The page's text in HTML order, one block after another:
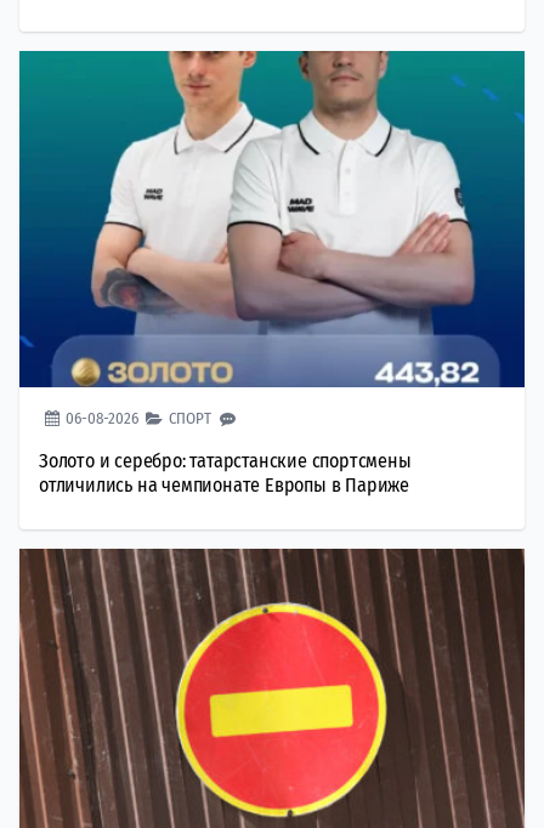
06-08-2026 СПОРТ
Золото и серебро: татарстанские спортсмены
отличились на чемпионате Европы в Париже